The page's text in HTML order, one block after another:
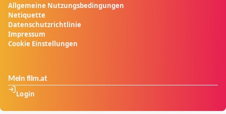
Allgemeine Nutzungsbedingungen
Netiquette
Datenschutzrichtlinie
Impressum
Cookie Einstellungen
Mein film.at
Login